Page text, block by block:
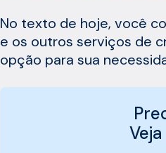
No texto de hoje, você
e os outros serviços de
opção para sua